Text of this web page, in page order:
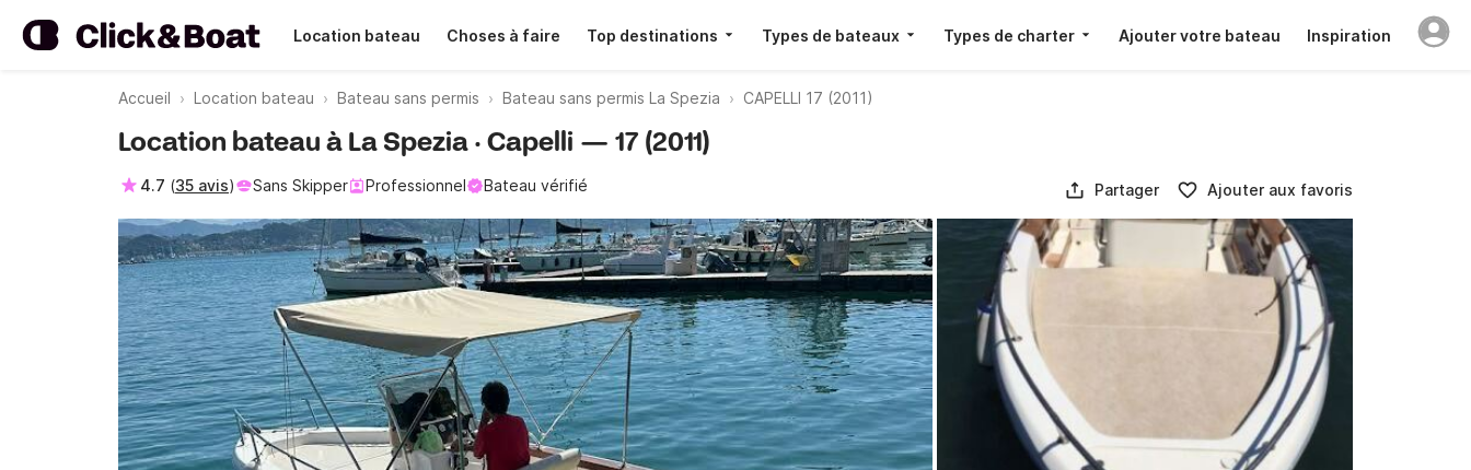
Location bateau Choses à faire Top destinations Types de bateaux Types de charter Ajouter votre bateau Inspiration
Accueil Location bateau Bateau sans permis Bateau sans permis La Spezia CAPELLI 17 (2011)
Location bateau à La Spezia · Capelli — 17 (2011)
4.7 (35 avis) Sans Skipper Professionnel Bateau vérifié Partager Ajouter aux favoris